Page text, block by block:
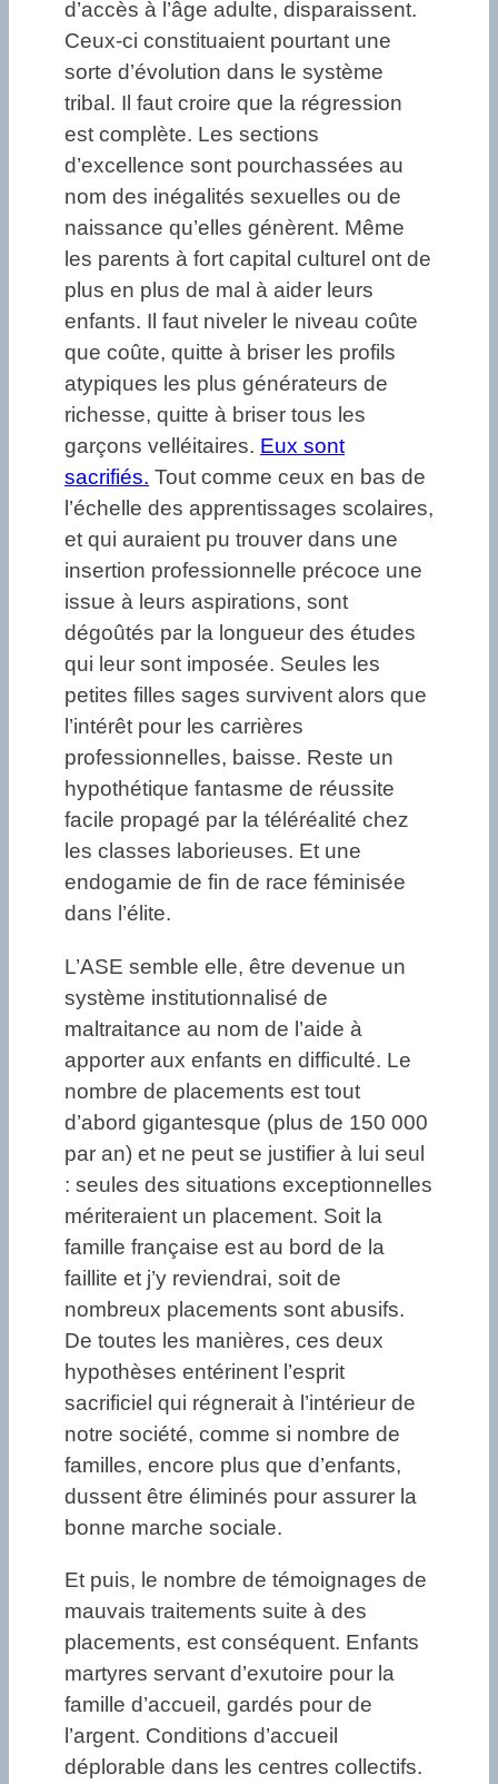
d’accès à l’âge adulte, disparaissent.
Ceux-ci constituaient pourtant une
sorte d’évolution dans le système
tribal. Il faut croire que la régression
est complète. Les sections
d’excellence sont pourchassées au
nom des inégalités sexuelles ou de
naissance qu’elles génèrent. Même
les parents à fort capital culturel ont de
plus en plus de mal à aider leurs
enfants. Il faut niveler le niveau coûte
que coûte, quitte à briser les profils
atypiques les plus générateurs de
richesse, quitte à briser tous les
garçons velléitaires. Eux sont
sacrifiés. Tout comme ceux en bas de
l’échelle des apprentissages scolaires,
et qui auraient pu trouver dans une
insertion professionnelle précoce une
issue à leurs aspirations, sont
dégoûtés par la longueur des études
qui leur sont imposée. Seules les
petites filles sages survivent alors que
l’intérêt pour les carrières
professionnelles, baisse. Reste un
hypothétique fantasme de réussite
facile propagé par la téléréalité chez
les classes laborieuses. Et une
endogamie de fin de race féminisée
dans l’élite.
L’ASE semble elle, être devenue un
système institutionnalisé de
maltraitance au nom de l’aide à
apporter aux enfants en difficulté. Le
nombre de placements est tout
d’abord gigantesque (plus de 150 000
par an) et ne peut se justifier à lui seul
: seules des situations exceptionnelles
mériteraient un placement. Soit la
famille française est au bord de la
faillite et j’y reviendrai, soit de
nombreux placements sont abusifs.
De toutes les manières, ces deux
hypothèses entérinent l’esprit
sacrificiel qui régnerait à l’intérieur de
notre société, comme si nombre de
familles, encore plus que d’enfants,
dussent être éliminés pour assurer la
bonne marche sociale.
Et puis, le nombre de témoignages de
mauvais traitements suite à des
placements, est conséquent. Enfants
martyres servant d’exutoire pour la
famille d’accueil, gardés pour de
l’argent. Conditions d’accueil
déplorable dans les centres collectifs.